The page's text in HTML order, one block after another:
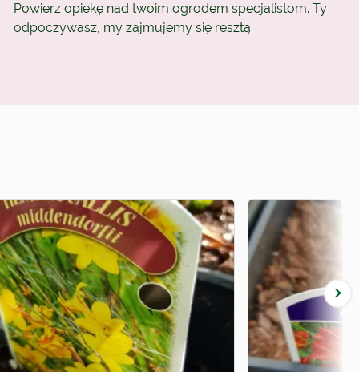
Powierz opiekę nad twoim ogrodem specjalistom. Ty
odpoczywasz, my zajmujemy się resztą.